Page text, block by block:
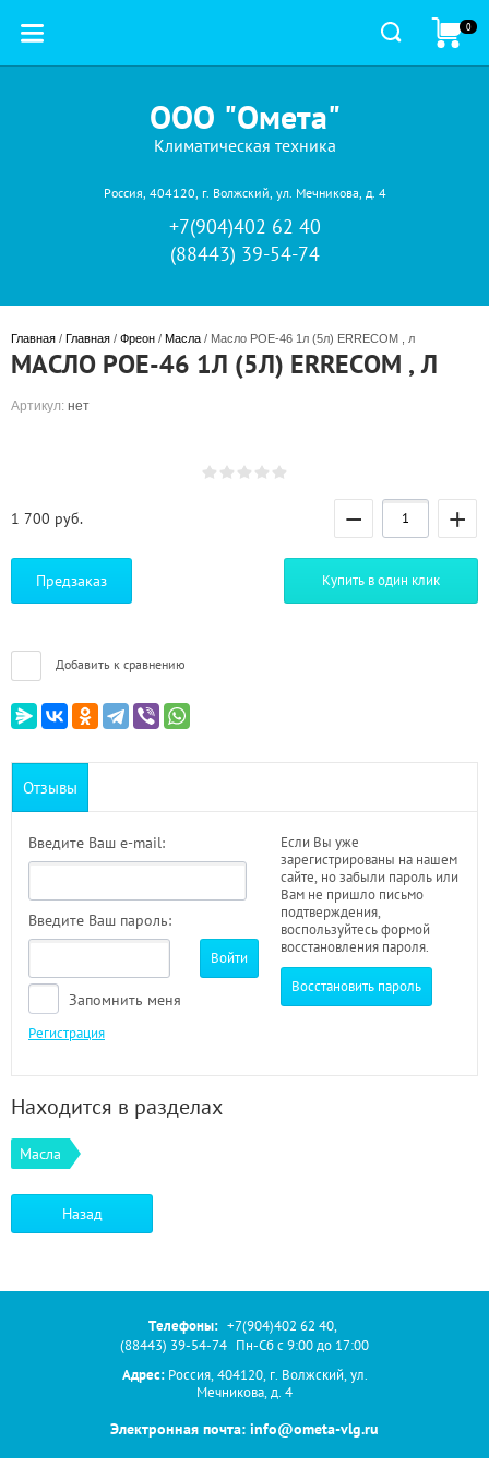
ООО "Омета"
Климатическая техника
Россия, 404120, г. Волжский, ул. Мечникова, д. 4
+7(904)402 62 40
(88443) 39-54-74
0
Главная / Главная / Фреон / Масла / Масло POE-46 1л (5л) ERRECOM , л
МАСЛО POE-46 1Л (5Л) ERRECOM , Л
Артикул: нет
1 700 руб. − +
Предзаказ Купить в один клик
Добавить к сравнению
Отзывы
Введите Ваш e-mail:
Введите Ваш пароль:
Войти
Запомнить меня
Регистрация
Если Вы уже
зарегистрированы на нашем
сайте, но забыли пароль или
Вам не пришло письмо
подтверждения,
воспользуйтесь формой
восстановления пароля.
Восстановить пароль
Находится в разделах
Масла
Назад
Телефоны: +7(904)402 62 40,
(88443) 39-54-74 Пн-Сб с 9:00 до 17:00
Адрес: Россия, 404120, г. Волжский, ул.
Мечникова, д. 4
Электронная почта: info@ometa-vlg.ru